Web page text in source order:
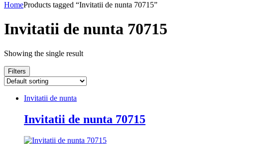
HomeProducts tagged “Invitatii de nunta 70715”
Invitatii de nunta 70715
Showing the single result
Filters
Invitatii de nunta
Invitatii de nunta 70715